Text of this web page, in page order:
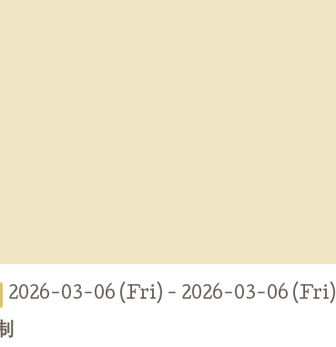
2026-03-06 (Fri) - 2026-03-06 (Fri)